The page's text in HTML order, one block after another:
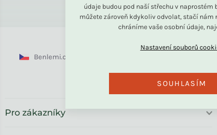
údaje budou pod naší střechu v naprostém
můžete zároveň kdykoliv odvolat, stačí nám
chráníme vaše osobní údaje,
SOUHLASÍM
údajů
Benlemi.cz
Pro zákazníky